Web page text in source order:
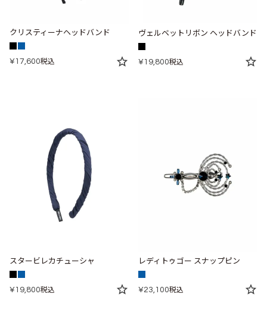
クリスティーナヘッドバンド
¥17,600税込
ヴェルベットリボン ヘッドバンド
¥19,800税込
スタービレカチューシャ
¥19,800税込
レディトゥゴー スナップピン
¥23,100税込